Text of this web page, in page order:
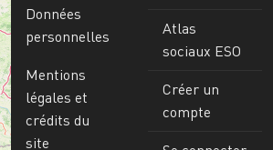
Données
personnelles
Mentions
légales et
crédits du
site
Atlas
sociaux ESO
Créer un
compte